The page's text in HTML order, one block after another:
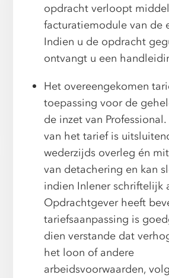
opdracht verloopt
facturatiemodule van de
Indien u de opdracht
ontvangt u een
Het overeengekomen
toepassing voor de
de inzet van
van het tarief is
wederzijds overleg én
van detachering en kan
indien Inlener schriftelijk
Opdrachtgever heeft
tariefsaanpassing is
dien verstande dat
het loon of andere
arbeidsvoorwaarden,